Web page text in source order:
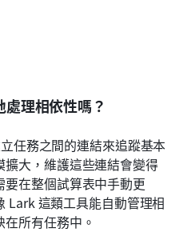
理相依性嗎？
任務之間的連結來追蹤基本
大，維護這些連結會變得
在整個試算表中手動更
Lark 這類工具能自動管理相
所有任務中。